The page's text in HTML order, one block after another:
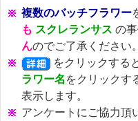
複数のバッチフラワー
も スクレランサス の
んのでご了承ください。
をクリックする
ラワー名 をクリックす
表示します。
アンケートにご協力頂